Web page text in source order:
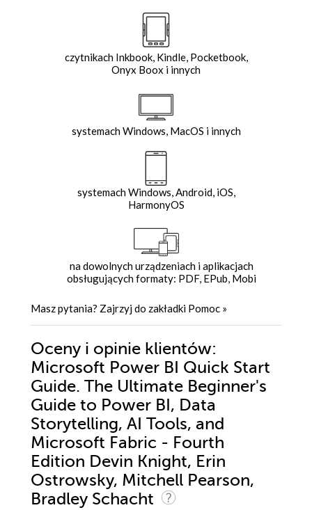
czytnikach Inkbook, Kindle, Pocketbook,
Onyx Boox i innych
systemach Windows, MacOS i innych
systemach Windows, Android, iOS,
HarmonyOS
na dowolnych urządzeniach i aplikacjach
obsługujących formaty: PDF, EPub, Mobi
Masz pytania? Zajrzyj do zakładki Pomoc »
Oceny i opinie klientów:
Microsoft Power BI Quick Start
Guide. The Ultimate Beginner's
Guide to Power BI, Data
Storytelling, AI Tools, and
Microsoft Fabric - Fourth
Edition Devin Knight, Erin
Ostrowsky, Mitchell Pearson,
Bradley Schacht